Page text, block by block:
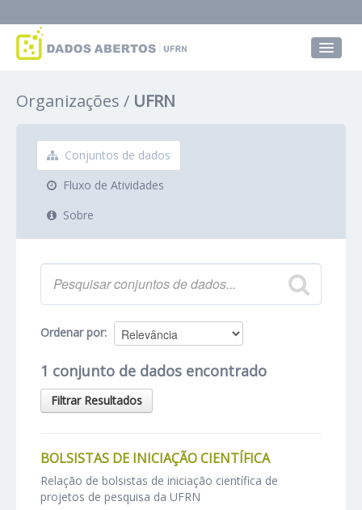
Grupos
Sobre
Organizações UFRN
Conjuntos de dados
Fluxo de Atividades
Sobre
Ordenar por
1 conjunto de dados encontrado
Filtrar Resultados
BOLSISTAS DE INICIAÇÃO CIENTÍFICA
Relação de bolsistas de iniciação científica de
projetos de pesquisa da UFRN